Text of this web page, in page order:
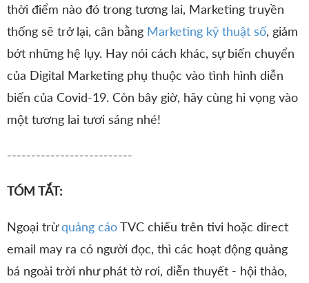
thời điểm nào đó trong tương lai, Marketing truyền
thống sẽ trở lại, cân bằng Marketing kỹ thuật số, giảm
bớt những hệ lụy. Hay nói cách khác, sự biến chuyển
của Digital Marketing phụ thuộc vào tình hình diễn
biến của Covid-19. Còn bây giờ, hãy cùng hi vọng vào
một tương lai tươi sáng nhé!
--------------------------
TÓM TẮT:
Ngoại trừquảng cáoTVC chiếu trên tivi hoặc direct
email may ra có người đọc, thì các hoạt động quảng
bá ngoài trời như phát tờ rơi, diễn thuyết - hội thảo,